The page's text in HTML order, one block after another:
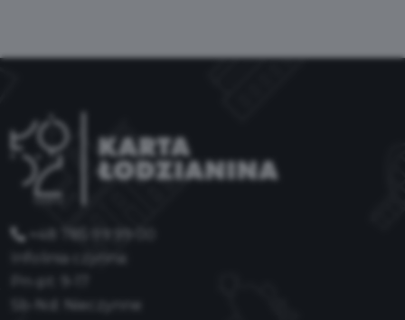
+48 785 99 99 00
Infolinia czynna:
Sb-Nd: Nieczynne